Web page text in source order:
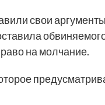
свои
на молчание.